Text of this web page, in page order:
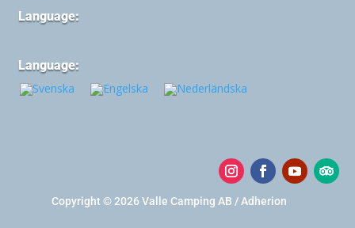
Language:
Language:
Copyright © 2026 Valle Camping AB / Adherion